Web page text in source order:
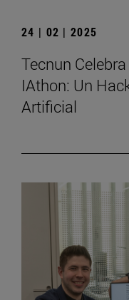
24 | 02 | 2025
Tecnun
IAthon: Un
Artificial